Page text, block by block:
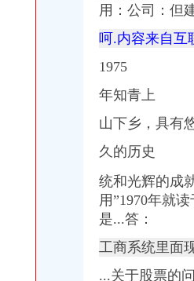
用：公司：但
呵.内容来自互
1975
年知青上
山下乡，具有
久的历史
统和光辉的成
用”1970年就
是...答：
工商系统里面
...关于股票的